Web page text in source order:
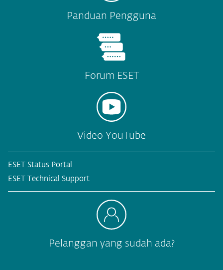
Panduan Pengguna
Forum ESET
Video YouTube
ESET Status Portal
ESET Technical Support
Pelanggan yang sudah ada?